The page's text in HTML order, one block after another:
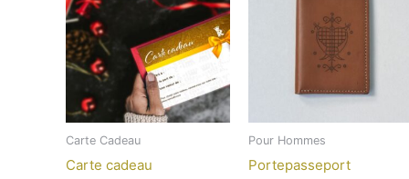
Carte Cadeau
Carte cadeau
Pour Hommes
Portepasseport